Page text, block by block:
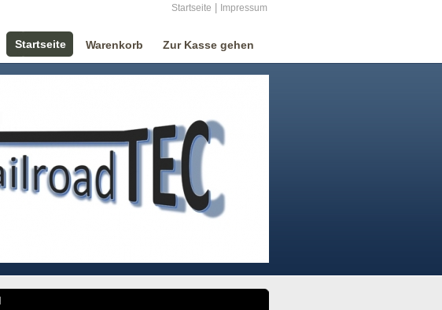
Startseite Impressum
Startseite Warenkorb Zur Kasse gehen